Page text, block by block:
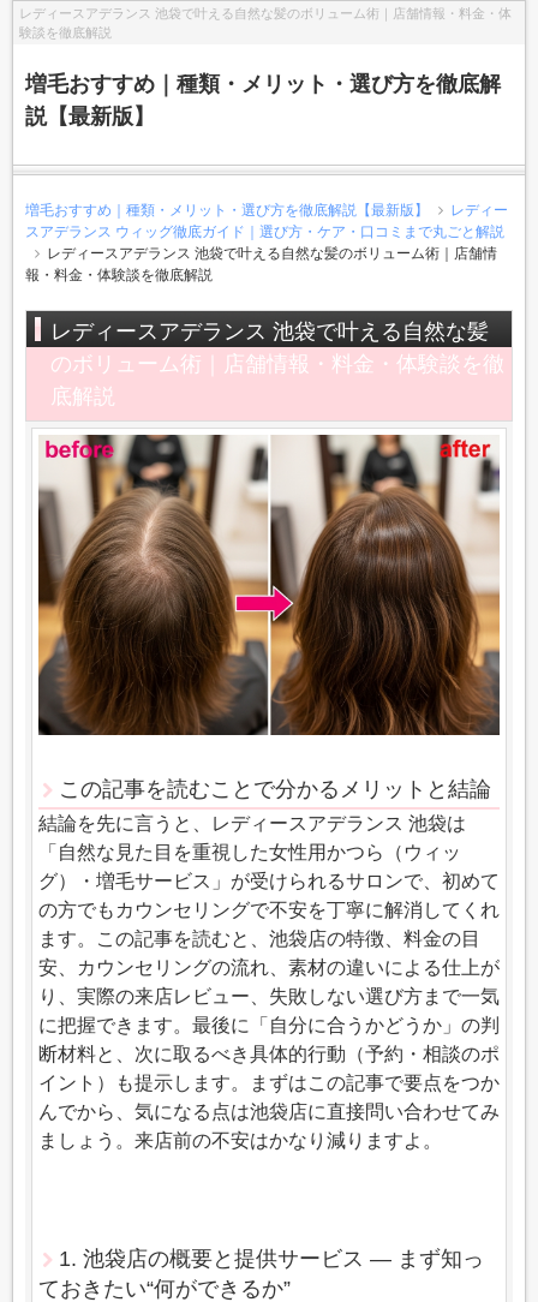
レディースアデランス 池袋で叶える自然な髪のボリューム術｜店舗情報・料金・体
験談を徹底解説
増毛おすすめ｜種類・メリット・選び方を徹底解
説【最新版】
増毛おすすめ｜種類・メリット・選び方を徹底解説【最新版】
レディー
スアデランス ウィッグ徹底ガイド｜選び方・ケア・口コミまで丸ごと解説
レディースアデランス 池袋で叶える自然な髪のボリューム術｜店舗情
報・料金・体験談を徹底解説
レディースアデランス 池袋で叶える自然な髪
のボリューム術｜店舗情報・料金・体験談を徹
底解説
この記事を読むことで分かるメリットと結論
結論を先に言うと、レディースアデランス 池袋は
「自然な見た目を重視した女性用かつら（ウィッ
グ）・増毛サービス」が受けられるサロンで、初めて
の方でもカウンセリングで不安を丁寧に解消してくれ
ます。この記事を読むと、池袋店の特徴、料金の目
安、カウンセリングの流れ、素材の違いによる仕上が
り、実際の来店レビュー、失敗しない選び方まで一気
に把握できます。最後に「自分に合うかどうか」の判
断材料と、次に取るべき具体的行動（予約・相談のポ
イント）も提示します。まずはこの記事で要点をつか
んでから、気になる点は池袋店に直接問い合わせてみ
ましょう。来店前の不安はかなり減りますよ。
1. 池袋店の概要と提供サービス — まず知っ
ておきたい“何ができるか”